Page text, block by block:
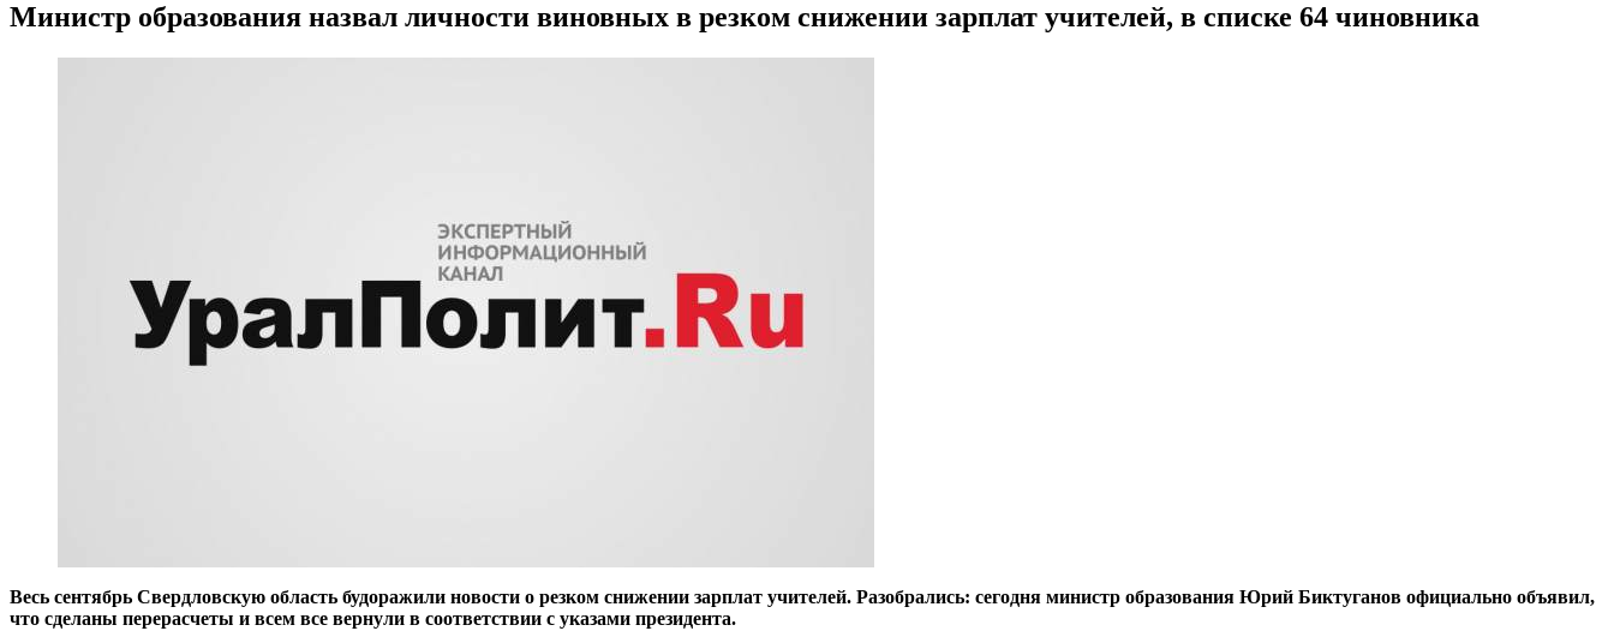
Министр образования назвал личности виновных в резком снижении зарплат учителей, в списке 64 чиновника
​Весь сентябрь Свердловскую область будоражили новости о резком снижении зарплат учителей. Разобрались: сегодня министр образования Юрий Биктуганов официально объявил,
что сделаны перерасчеты и всем все вернули в соответствии с указами президента.